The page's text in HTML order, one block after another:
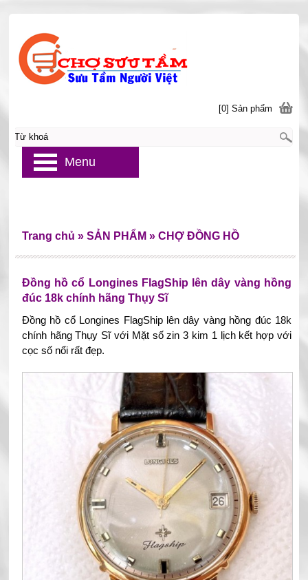
Đồng hồ cổ Longines FlagShip lên dây vàng hồng
đúc 18k chính hãng Thụy Sĩ
Đồng hồ cổ Longines FlagShip lên dây vàng hồng đúc 18k
chính hãng Thụy Sĩ với Mặt số zin 3 kim 1 lịch kết hợp với
cọc số nổi rất đẹp.
Trang chủ » SẢN PHẨM » CHỢ ĐỒNG HỒ
[0] Sản phẩm
Menu